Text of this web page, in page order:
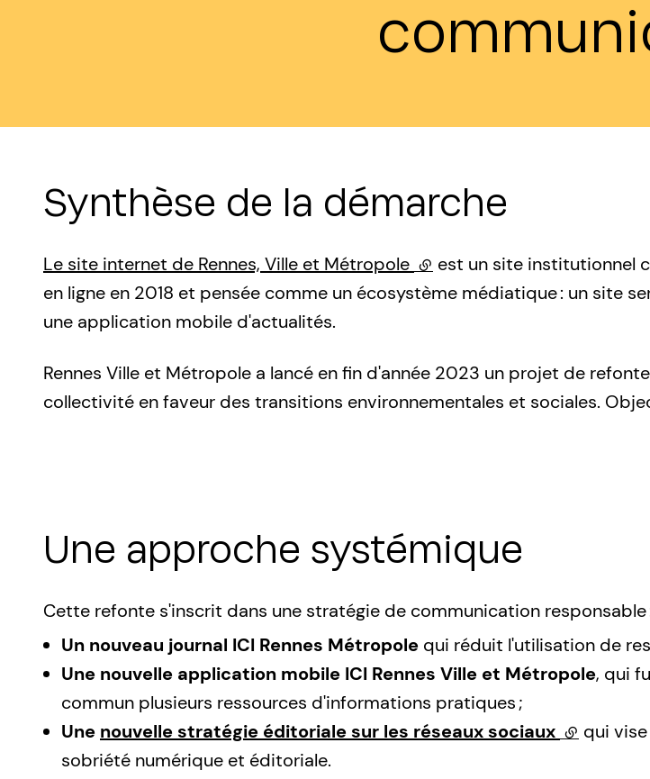
Synthèse de la démarche
Le site internet de Rennes, Ville et Métropole (lien externe)
est un site institutionnel
en ligne en 2018 et pensée comme un écosystème médiatique : un
une application mobile d'actualités.
Rennes Ville et Métropole a lancé en fin d'année 2023 un projet de
collectivité en faveur des transitions environnementales et sociales.
Une approche systémique
Cette refonte s'inscrit dans une stratégie de communication responsable
Un nouveau journal ICI Rennes Métropole qui réduit l'utilisation de
Une nouvelle application mobile ICI Rennes Ville et Métropole, qui
commun plusieurs ressources d'informations pratiques ;
Une nouvelle stratégie éditoriale sur les réseaux sociaux (lien
qui
sobriété numérique et éditoriale.